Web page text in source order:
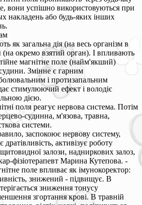
вони успішно використовуються при
накладень або будь-яких інших
як загальна дія (на весь організм в
(на окремо взятий орган). І впливають
магнітне поле (найм'якший)
Змінне є гарним
і протизапальним
стимулюючий ефект і володіє
дією.
поля реагує нервова система. Потім
судинна, м'язова, травна,
системи.
заспокоює нервову систему,
активізує роботу
залози, надниркових залоз,
фізіотерапевт Марина Кутепова. -
поле впливає як імунокоректор:
знижений - підвищує. В
зниження тонусу
згортання крові. В травній